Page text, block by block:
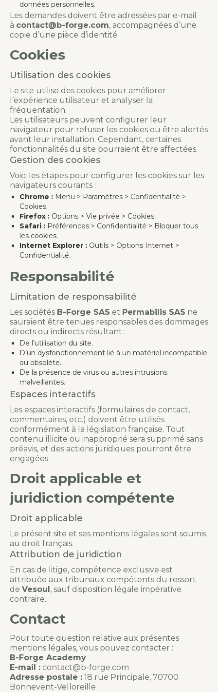
données personnelles.
Les demandes doivent être adressées par e-mail
à contact@b-forge.com, accompagnées d’une
copie d’une pièce d’identité.
Cookies
Utilisation des cookies
Le site utilise des cookies pour améliorer
l’expérience utilisateur et analyser la
fréquentation.
Les utilisateurs peuvent configurer leur
navigateur pour refuser les cookies ou être alertés
avant leur installation. Cependant, certaines
fonctionnalités du site pourraient être affectées.
Gestion des cookies
Voici les étapes pour configurer les cookies sur les
navigateurs courants :
Chrome : Menu > Paramètres > Confidentialité >
Cookies.
Firefox : Options > Vie privée > Cookies.
Safari : Préférences > Confidentialité > Bloquer tous
les cookies.
Internet Explorer : Outils > Options Internet >
Confidentialité.
Responsabilité
Limitation de responsabilité
Les sociétés B-Forge SAS et Permabilis SAS ne
sauraient être tenues responsables des dommages
directs ou indirects résultant :
De l’utilisation du site.
D’un dysfonctionnement lié à un matériel incompatible
ou obsolète.
De la présence de virus ou autres intrusions
malveillantes.
Espaces interactifs
Les espaces interactifs (formulaires de contact,
commentaires, etc.) doivent être utilisés
conformément à la législation française. Tout
contenu illicite ou inapproprié sera supprimé sans
préavis, et des actions juridiques pourront être
engagées.
Droit applicable et
juridiction compétente
Droit applicable
Le présent site et ses mentions légales sont soumis
au droit français.
Attribution de juridiction
En cas de litige, compétence exclusive est
attribuée aux tribunaux compétents du ressort
de Vesoul, sauf disposition légale impérative
contraire.
Contact
Pour toute question relative aux présentes
mentions légales, vous pouvez contacter :
B-Forge Academy
E-mail : contact@b-forge.com
Adresse postale : 18 rue Principale, 70700
Bonnevent-Velloreille